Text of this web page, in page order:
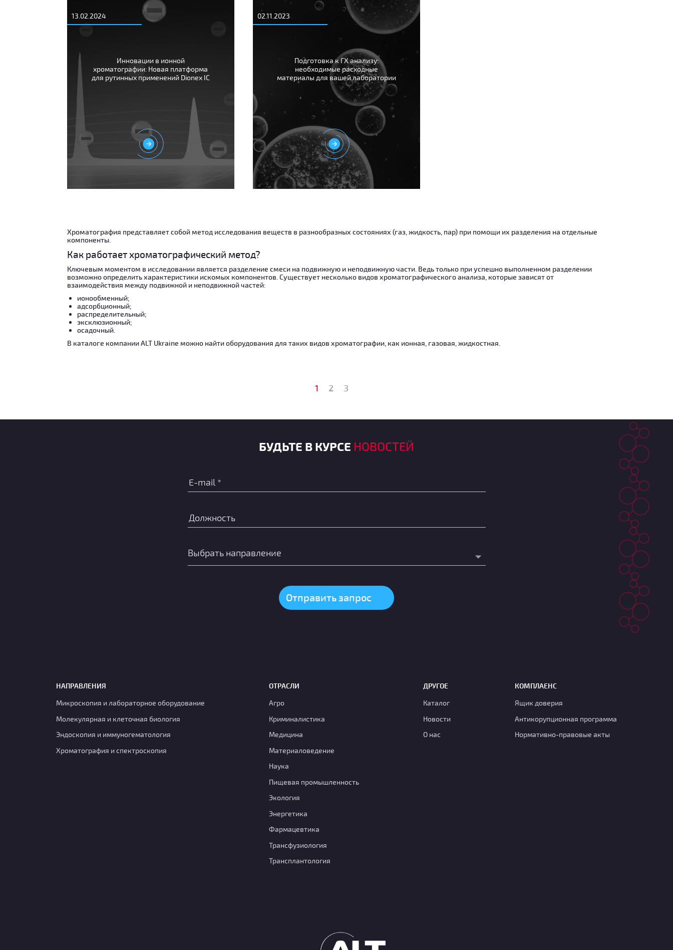
13.02.2024
Инновации в ионной
хроматографии: Новая платформа
для рутинных применений Dionex IC
02.11.2023
Подготовка к ГХ анализу:
необходимые расходные
материалы для вашей лаборатории
Хроматография представляет собой метод исследования веществ в разнообразных состояниях (газ, жидкость, пар) при помощи их разделения на отдельные
компоненты.
Как работает хроматографический метод?
Ключевым моментом в исследовании является разделение смеси на подвижную и неподвижную части. Ведь только при успешно выполненном разделении
возможно определить характеристики искомых компонентов. Существует несколько видов хроматографического анализа, которые зависят от
взаимодействия между подвижной и неподвижной частей:
ионообменный;
адсорбционный;
распределительный;
эксклюзионный;
осадочный.
В каталоге компании ALT Ukraine можно найти оборудования для таких видов хроматографии, как ионная, газовая, жидкостная.
1 2 3
БУДЬТЕ В КУРСЕ НОВОСТЕЙ
НАПРАВЛЕНИЯ
Микроскопия и лабораторное оборудование
Молекулярная и клеточная биология
Эндоскопия и иммуногематология
Хроматография и спектроскопия
ОТРАСЛИ
Агро
Криминалистика
Медицина
Материаловедение
Наука
Пищевая промышленность
Экология
Энергетика
Фармацевтика
Транcфузиология
Трансплантология
ДРУГОЕ
Каталог
Новости
О нас
КОМПЛАЕНС
Ящик доверия
Антикорупционная программа
Нормативно-правовые акты